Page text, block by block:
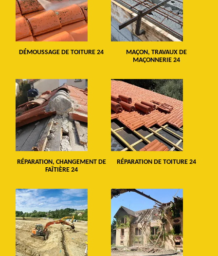
DÉMOUSSAGE DE TOITURE 24
MAÇON, TRAVAUX DE
MAÇONNERIE 24
RÉPARATION, CHANGEMENT DE
FAÎTIÈRE 24
RÉPARATION DE TOITURE 24